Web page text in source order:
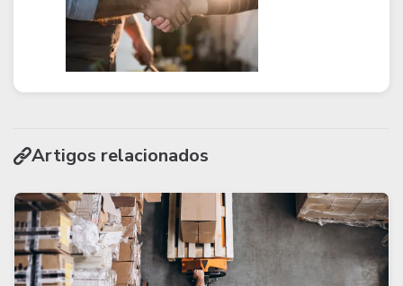
Artigos relacionados